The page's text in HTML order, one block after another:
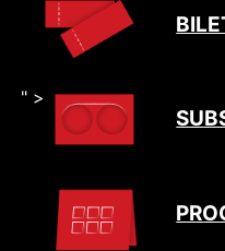
" >